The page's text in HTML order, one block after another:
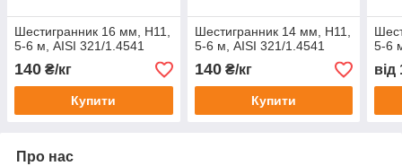
Шестигранник 16 мм, Н11,
5-6 м, AISI 321/1.4541
140 ₴/кг
Купити
Шестигранник 14 мм, Н11,
5-6 м, AISI 321/1.4541
140₴/кг
Купити
5-6
від
Про нас